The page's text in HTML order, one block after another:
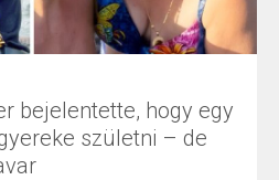
bejelentette, hogy egy
születni – de